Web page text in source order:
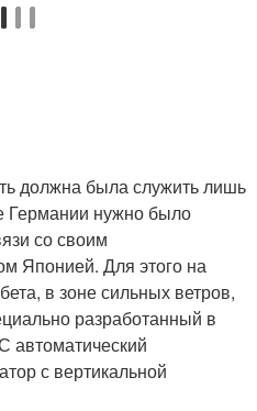
должна была служить лишь
Германии нужно было
со своим
Японией. Для этого на
в зоне сильных ветров,
разработанный в
автоматический
с вертикальной